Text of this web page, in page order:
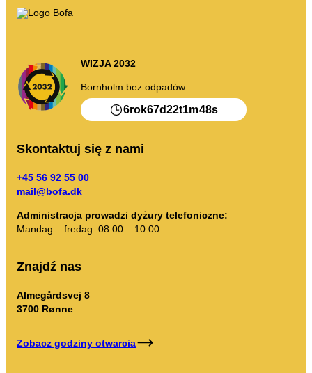
Kompost
Więcej informacji
Godziny otwarcia
Przewodnik AT
Przepisy dotyczące odpadów
Samoobsługa
Samoobsługa
Moje śmieci
Portal odpadów
Skontaktuj się z nami
WIZJA 2032
Bornholm bez odpadów
6rok67d22t1m48s
Skontaktuj się z nami
+45 56 92 55 00
mail@bofa.dk
Administracja prowadzi dyżury telefoniczne:
Mandag – fredag: 08.00 – 10.00
Znajdź nas
Almegårdsvej 8
3700 Rønne
Zobacz godziny otwarcia